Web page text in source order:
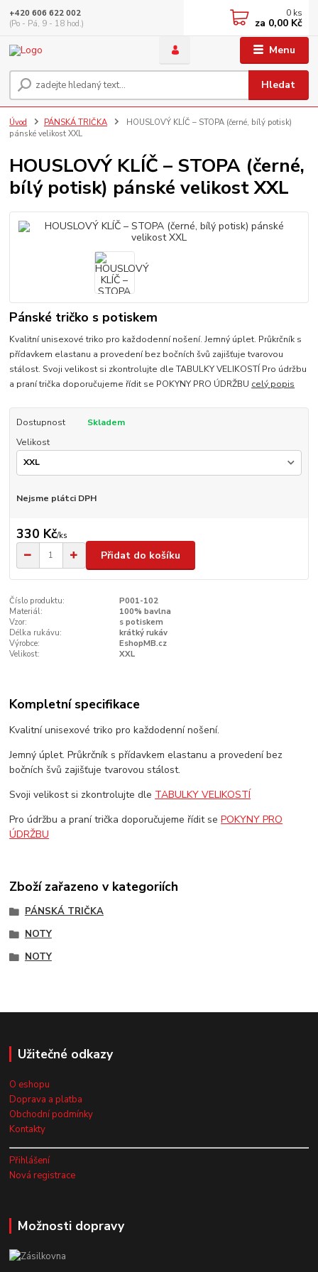
Menu
Hledat
+420 606 622 002
(Po - Pá, 9 - 18 hod.)
0 ks
za 0,00 Kč
Úvod PÁNSKÁ TRIČKA
HOUSLOVÝ KLÍČ – STOPA (černé, bílý potisk)
pánské velikost XXL
HOUSLOVÝ KLÍČ – STOPA (černé,
bílý potisk) pánské velikost XXL
Pánské tričko s potiskem
Kvalitní unisexové triko pro každodenní nošení. Jemný úplet. Průkrčník s
přídavkem elastanu a provedení bez bočních švů zajišťuje tvarovou
stálost. Svoji velikost si zkontrolujte dle TABULKY VELIKOSTÍ Pro údržbu
a praní trička doporučujeme řídit se POKYNY PRO ÚDRŽBU celý popis
Dostupnost
Skladem
Velikost
Nejsme plátci DPH
330 Kč/ks
Přidat do košíku
Číslo produktu:
P001-102
Materiál:
100% bavlna
Vzor:
s potiskem
Délka rukávu:
krátký rukáv
Výrobce:
EshopMB.cz
Velikost:
XXL
Kompletní specifikace
Kvalitní unisexové triko pro každodenní nošení.
Jemný úplet. Průkrčník s přídavkem elastanu a provedení bez
bočních švů zajišťuje tvarovou stálost.
Svoji velikost si zkontrolujte dle TABULKY VELIKOSTÍ
Pro údržbu a praní trička doporučujeme řídit sePOKYNY PRO
ÚDRŽBU
Zboží zařazeno v kategoriích
PÁNSKÁ TRIČKA
NOTY
NOTY
Užitečné odkazy
O eshopu
Doprava a platba
Obchodní podmínky
Kontakty
Přihlášení
Nová registrace
Možnosti dopravy